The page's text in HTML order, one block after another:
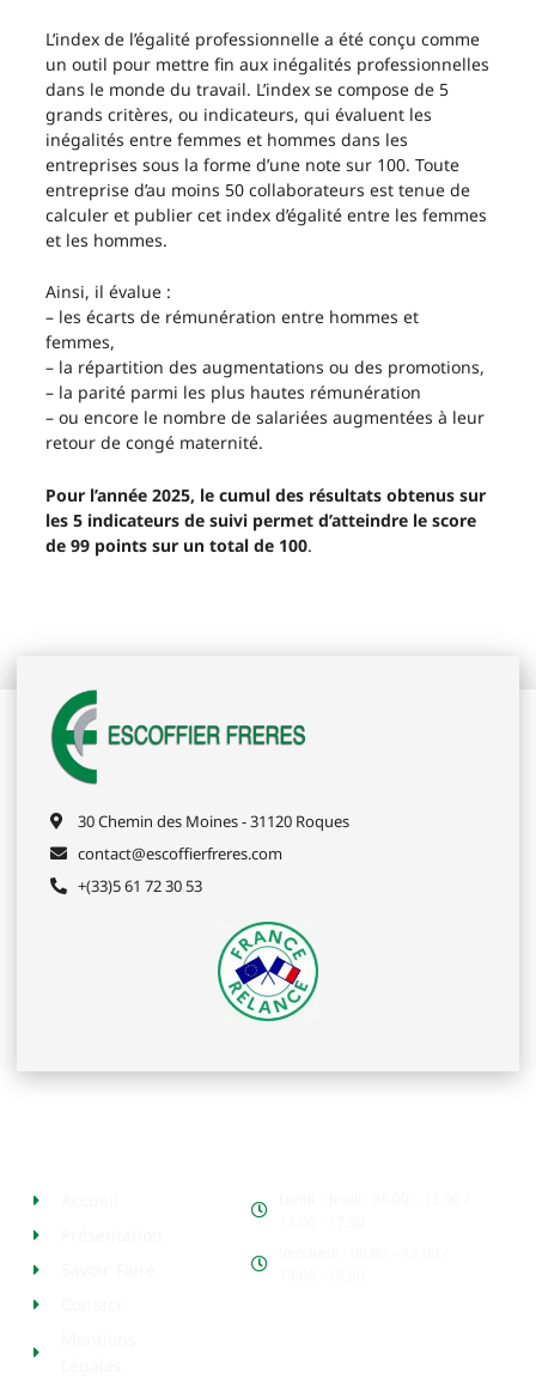
L’index de l’égalité professionnelle a été conçu comme
un outil pour mettre fin aux inégalités professionnelles
dans le monde du travail. L’index se compose de 5
grands critères, ou indicateurs, qui évaluent les
inégalités entre femmes et hommes dans les
entreprises sous la forme d’une note sur 100. Toute
entreprise d’au moins 50 collaborateurs est tenue de
calculer et publier cet index d’égalité entre les femmes
et les hommes.
Ainsi, il évalue :
– les écarts de rémunération entre hommes et
femmes,
– la répartition des augmentations ou des promotions,
– la parité parmi les plus hautes rémunération
– ou encore le nombre de salariées augmentées à leur
retour de congé maternité.
Pour l’année 2025, le cumul des résultats obtenus sur
les 5 indicateurs de suivi permet d’atteindre le score
de 99 points sur un total de 100.
30 Chemin des Moines - 31120 Roques
contact@escoffierfreres.com
+(33)5 61 72 30 53